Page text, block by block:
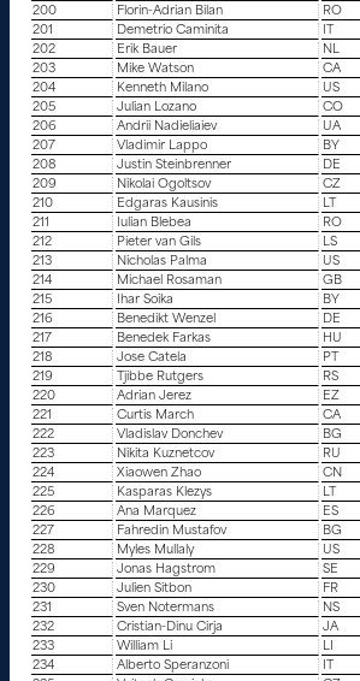
200
Florin-Adrian Bilan RO
201
Demetrio Caminita
202
Erik Bauer NL
203
Mike Watson CA
204
Kenneth Milano US
205
Julian Lozano CO
206
Andrii Nadieliaiev UA
207
Vladimir Lappo BY
208
Justin Steinbrenner DE
209
Nikolai Ogoltsov CZ
210
Edgaras Kausinis LT
211
Iulian Blebea RO
212
Pieter van Gils LS
213
Nicholas Palma US
214
Michael Rosaman GB
215
Ihar Soika BY
216
Benedikt Wenzel DE
217
Benedek Farkas HU
218
Jose Catela PT
219
Tjibbe Rutgers RS
220
Adrian Jerez EZ
221
Curtis March CA
222
Vladislav Donchev BG
223
Nikita Kuznetcov RU
224
Xiaowen Zhao CN
225
Kasparas Klezys LT
226
Ana Marquez ES
227
Fahredin Mustafov BG
228
Myles Mullaly US
229
Jonas Hagstrom SE
230
Julien Sitbon FR
231
Sven Notermans NS
232
Cristian-Dinu Cirja JA
233
William Li LI
234
Alberto Speranzoni